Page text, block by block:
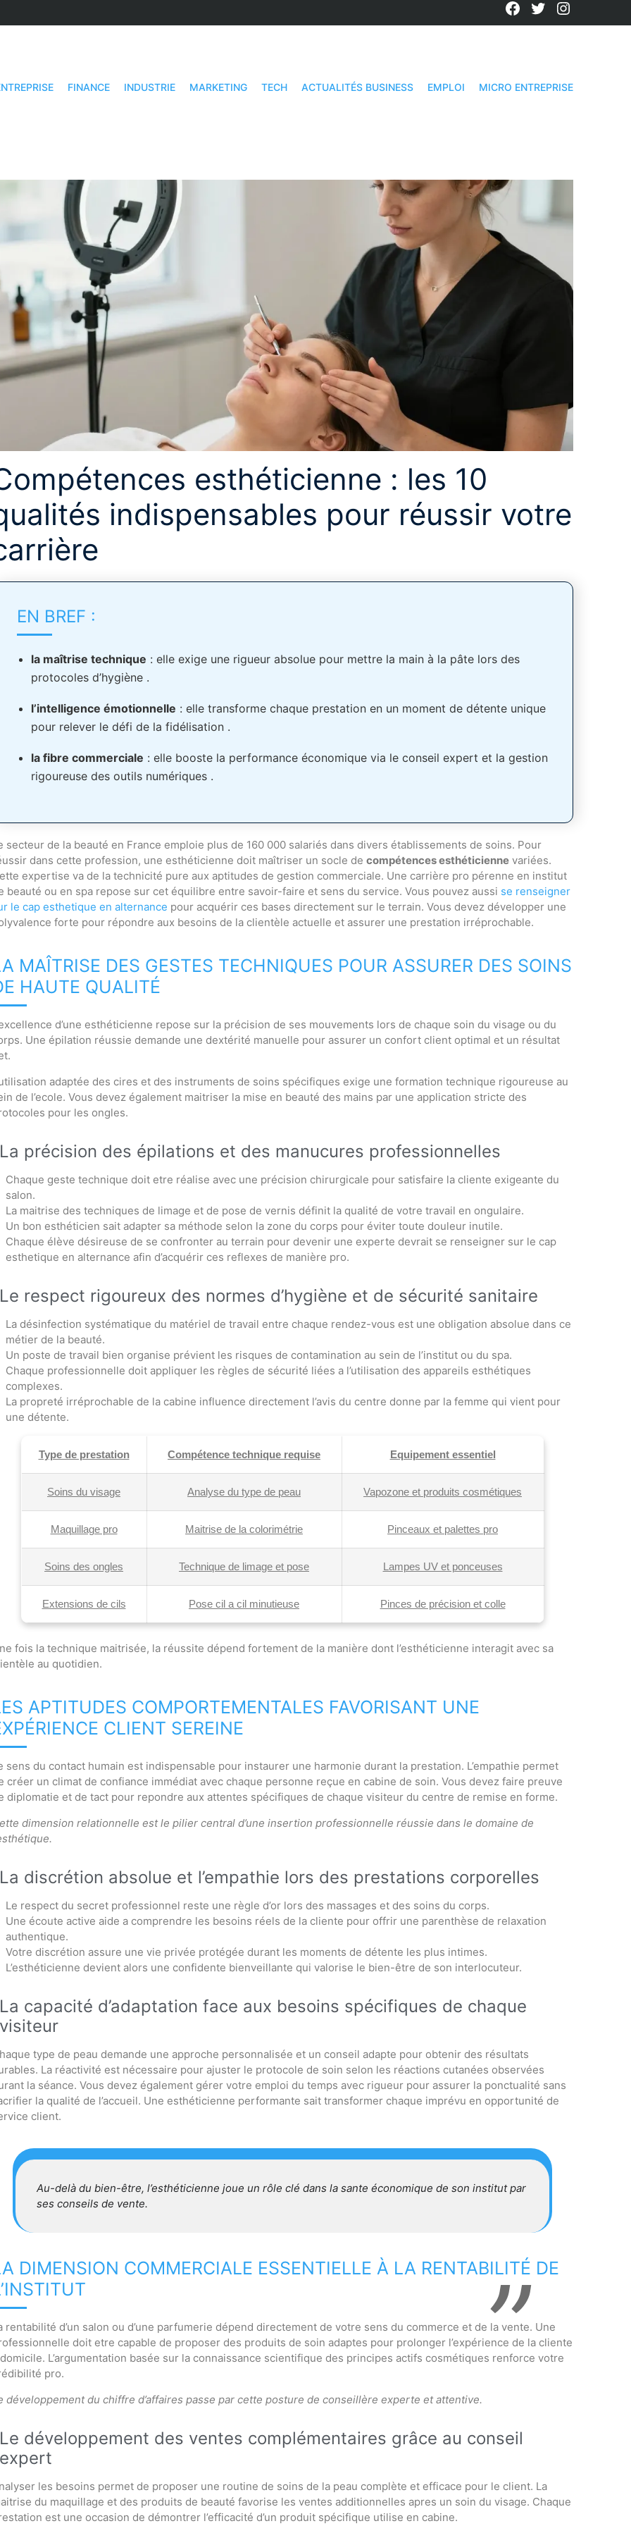
Facebook
Twitter
FINANCE INDUSTRIE MARKETING TECH ACTUALITÉS BUSINESS EMPLOI MICRO ENTREPRISE
esthéticienne : les 10
indispensables pour réussir votre
EN BREF :
la maîtrise technique : elle exige une rigueur absolue pour mettre la main à la pâte lors des
protocoles d’hygiène .
l’intelligence émotionnelle : elle transforme chaque prestation en un moment de détente unique
pour relever le défi de la fidélisation .
la fibre commerciale : elle booste la performance économique via le conseil expert et la gestion
rigoureuse des outils numériques .
secteur de la beauté en France emploie plus de 160 000 salariés dans divers établissements de soins. Pour
dans cette profession, une esthéticienne doit maîtriser un socle de compétences esthéticienne variées.
expertise va de la technicité pure aux aptitudes de gestion commerciale. Une carrière pro pérenne en institut
beauté ou en spa repose sur cet équilibre entre savoir-faire et sens du service. Vous pouvez aussi se renseigner
le cap esthetique en alternance pour acquérir ces bases directement sur le terrain. Vous devez développer une
forte pour répondre aux besoins de la clientèle actuelle et assurer une prestation irréprochable.
MAÎTRISE DES GESTES TECHNIQUES POUR ASSURER DES SOINS
HAUTE QUALITÉ
d’une esthéticienne repose sur la précision de ses mouvements lors de chaque soin du visage ou du
Une épilation réussie demande une dextérité manuelle pour assurer un confort client optimal et un résultat
adaptée des cires et des instruments de soins spécifiques exige une formation technique rigoureuse au
de l’ecole. Vous devez également maitriser la mise en beauté des mains par une application stricte des
pour les ongles.
La précision des épilations et des manucures professionnelles
Chaque geste technique doit etre réalise avec une précision chirurgicale pour satisfaire la cliente exigeante du
salon.
La maitrise des techniques de limage et de pose de vernis définit la qualité de votre travail en ongulaire.
Un bon esthéticien sait adapter sa méthode selon la zone du corps pour éviter toute douleur inutile.
Chaque élève désireuse de se confronter au terrain pour devenir une experte devrait se renseigner sur le cap
esthetique en alternance afin d’acquérir ces reflexes de manière pro.
Le respect rigoureux des normes d’hygiène et de sécurité sanitaire
La désinfection systématique du matériel de travail entre chaque rendez-vous est une obligation absolue dans ce
métier de la beauté.
Un poste de travail bien organise prévient les risques de contamination au sein de l’institut ou du spa.
Chaque professionnelle doit appliquer les règles de sécurité liées a l’utilisation des appareils esthétiques
complexes.
La propreté irréprochable de la cabine influence directement l’avis du centre donne par la femme qui vient pour
une détente.
Type de prestation Compétence technique requise Equipement essentiel
Soins du visage Analyse du type de peau Vapozone et produits cosmétiques
Maquillage pro Maitrise de la colorimétrie Pinceaux et palettes pro
Soins des ongles Technique de limage et pose Lampes UV et ponceuses
Extensions de cils Pose cil a cil minutieuse Pinces de précision et colle
fois la technique maitrisée, la réussite dépend fortement de la manière dont l’esthéticienne interagit avec sa
au quotidien.
APTITUDES COMPORTEMENTALES FAVORISANT UNE
CLIENT SEREINE
sens du contact humain est indispensable pour instaurer une harmonie durant la prestation. L’empathie permet
créer un climat de confiance immédiat avec chaque personne reçue en cabine de soin. Vous devez faire preuve
diplomatie et de tact pour repondre aux attentes spécifiques de chaque visiteur du centre de remise en forme.
dimension relationnelle est le pilier central d’une insertion professionnelle réussie dans le domaine de
La discrétion absolue et l’empathie lors des prestations corporelles
Le respect du secret professionnel reste une règle d’or lors des massages et des soins du corps.
Une écoute active aide a comprendre les besoins réels de la cliente pour offrir une parenthèse de relaxation
authentique.
Votre discrétion assure une vie privée protégée durant les moments de détente les plus intimes.
L’esthéticienne devient alors une confidente bienveillante qui valorise le bien-être de son interlocuteur.
La capacité d’adaptation face aux besoins spécifiques de chaque
visiteur
type de peau demande une approche personnalisée et un conseil adapte pour obtenir des résultats
La réactivité est nécessaire pour ajuster le protocole de soin selon les réactions cutanées observées
la séance. Vous devez également gérer votre emploi du temps avec rigueur pour assurer la ponctualité sans
la qualité de l’accueil. Une esthéticienne performante sait transformer chaque imprévu en opportunité de
client.
Au-delà du bien-être, l’esthéticienne joue un rôle clé dans la sante économique de son institut par
ses conseils de vente.
DIMENSION COMMERCIALE ESSENTIELLE À LA RENTABILITÉ DE
rentabilité d’un salon ou d’une parfumerie dépend directement de votre sens du commerce et de la vente. Une
doit etre capable de proposer des produits de soin adaptes pour prolonger l’expérience de la cliente
L’argumentation basée sur la connaissance scientifique des principes actifs cosmétiques renforce votre
pro.
développement du chiffre d’affaires passe par cette posture de conseillère experte et attentive.
Le développement des ventes complémentaires grâce au conseil
expert
les besoins permet de proposer une routine de soins de la peau complète et efficace pour le client. La
du maquillage et des produits de beauté favorise les ventes additionnelles apres un soin du visage. Chaque
est une occasion de démontrer l’efficacité d’un produit spécifique utilise en cabine.